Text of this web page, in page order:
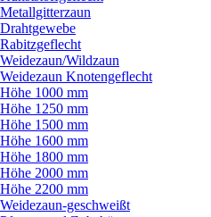
Metallgitterzaun
Drahtgewebe
Rabitzgeflecht
Weidezaun/Wildzaun
Weidezaun Knotengeflecht
Höhe 1000 mm
Höhe 1250 mm
Höhe 1500 mm
Höhe 1600 mm
Höhe 1800 mm
Höhe 2000 mm
Höhe 2200 mm
Weidezaun-geschweißt